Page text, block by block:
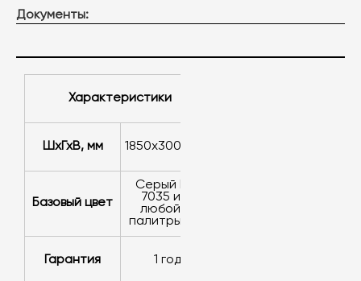
Документы:
Характеристики
ШхГхВ, мм 1850х300х500
базовый цвет
серый RAL
7035 или
любой из
палитры RAL
Гарантия 1 год